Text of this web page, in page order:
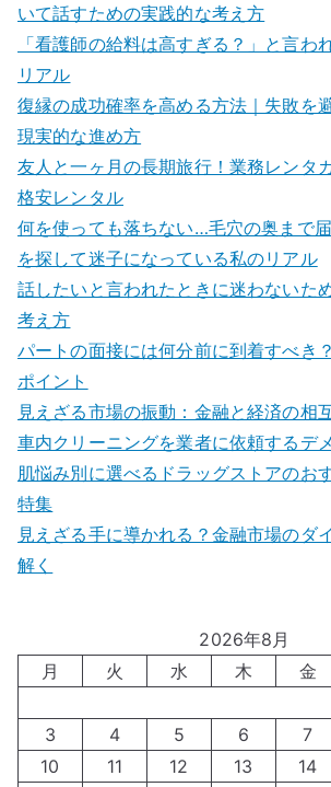
いて話すための実践的な考え方
「看護師の給料は高すぎる？」と言わ
リアル
復縁の成功確率を高める方法｜失敗を
現実的な進め方
友人と一ヶ月の長期旅行！業務レンタ
格安レンタル
何を使っても落ちない…毛穴の奥まで
を探して迷子になっている私のリアル
話したいと言われたときに迷わないた
考え方
パートの面接には何分前に到着すべき
ポイント
見えざる市場の振動：金融と経済の相
車内クリーニングを業者に依頼するデ
肌悩み別に選べるドラッグストアのお
特集
見えざる手に導かれる？金融市場のダ
解く
2026年8月
月
火 水 木 金
3
4 5 6 7
10
11 12 13 14